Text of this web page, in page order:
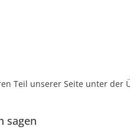
Teil unserer Seite unter
sagen